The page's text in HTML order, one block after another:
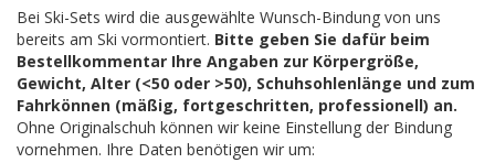
Bei Ski-Sets wird die ausgewählte Wunsch-Bindung von uns
bereits am Ski vormontiert. Bitte geben Sie dafür beim
Bestellkommentar Ihre Angaben zur Körpergröße,
Gewicht, Alter (<50 oder >50), Schuhsohlenlänge und zum
Fahrkönnen (mäßig, fortgeschritten, professionell) an.
Ohne Originalschuh können wir keine Einstellung der Bindung
vornehmen. Ihre Daten benötigen wir um: